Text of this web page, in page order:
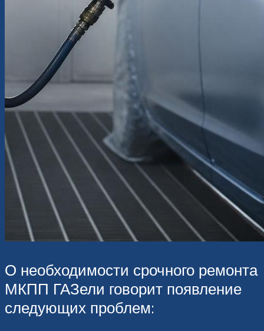
О необходимости срочного ремонта
МКПП ГАЗели говорит появление
следующих проблем: